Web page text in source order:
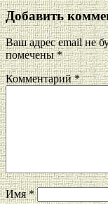
Добавить
Ваш адрес email не
помечены*
Комментарий*
Имя*